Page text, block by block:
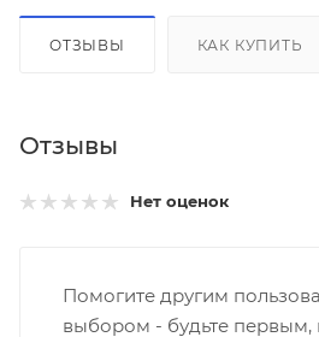
ОТЗЫВЫ КАК КУПИТЬ
Отзывы
Нет оценок
Помогите другим
выбором - будьте первым,